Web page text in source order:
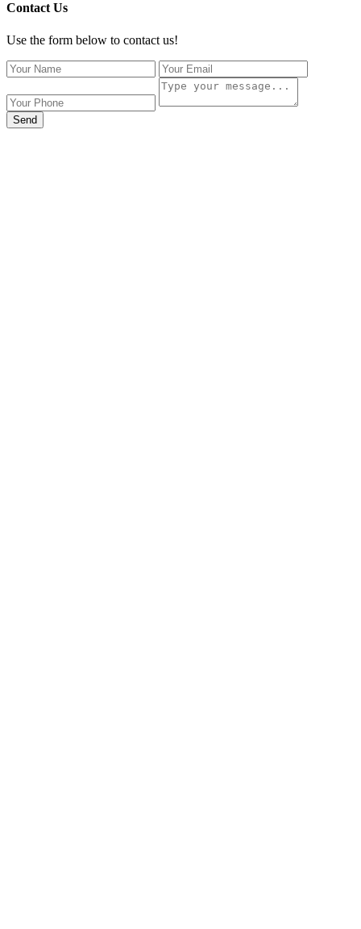
Contact Us
Use the form below to contact us!
Send